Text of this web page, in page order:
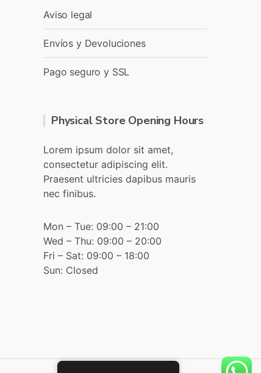
Aviso legal
Envíos y Devoluciones
Pago seguro y SSL
Physical Store Opening Hours
Lorem ipsum dolor sit amet,
consectetur adipiscing elit.
Praesent ultricies dapibus mauris
nec finibus.
Mon – Tue: 09:00 – 21:00
Wed – Thu: 09:00 – 20:00
Fri – Sat: 09:00 – 18:00
Sun: Closed